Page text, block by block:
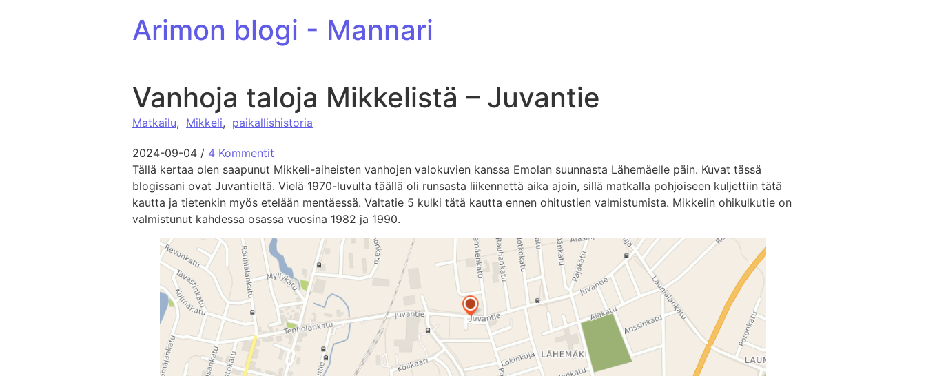
Arimon blogi - Mannari
Vanhoja taloja Mikkelistä – Juvantie
Matkailu, Mikkeli, paikallishistoria
2024-09-04 / 4 Kommentit
Tällä kertaa olen saapunut Mikkeli-aiheisten vanhojen valokuvien kanssa Emolan suunnasta Lähemäelle päin. Kuvat tässä
blogissani ovat Juvantieltä. Vielä 1970-luvulta täällä oli runsasta liikennettä aika ajoin, sillä matkalla pohjoiseen kuljettiin tätä
kautta ja tietenkin myös etelään mentäessä. Valtatie 5 kulki tätä kautta ennen ohitustien valmistumista. Mikkelin ohikulkutie on
valmistunut kahdessa osassa vuosina 1982 ja 1990.